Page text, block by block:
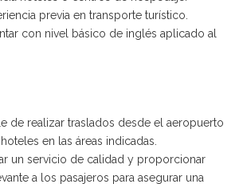
previa en transporte turístico.
con nivel básico de inglés aplicado al
de realizar traslados desde el aeropuerto
en las áreas indicadas.
un servicio de calidad y proporcionar
a los pasajeros para asegurar una